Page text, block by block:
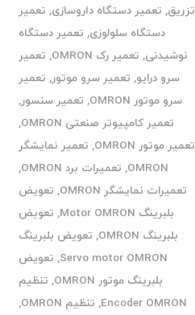
تزریق, تعمیر دستگاه داروسازی, تعمیر
دستگاه سلولوزی, تعمیر دستگاه
نوشیدنی, تعمیر رک OMRON , تعمیر
سرو درایو, تعمیر سرو موتور, تعمیر
سرو موتور OMRON
, تعمیر سنسور,
تعمیر کامپیوتر صنعتی OMRON
,
تعمیر موتور OMRON
, تعمیر نمایشگر
OMRON
, تعمیرات برد OMRON
,
تعمیرات نمایشگر OMRON
, تعویض
بلبرینگ Motor OMRON
, تعویض
بلبرینگ OMRON
, تعویض بلبرینگ
Servo motor OMRON
, تعویض
بلبرینگ موتور OMRON
, تنظیم
Encoder OMRON
, تنظیم OMRON ,